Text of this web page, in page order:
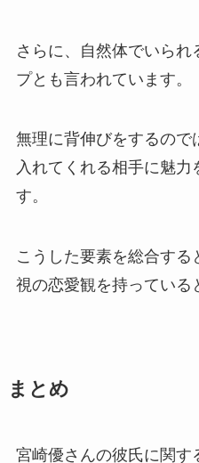
さらに、自然体でいられ
プとも言われています。
無理に背伸びをするので
入れてくれる相手に魅
す。
こうした要素を総合す
視の恋愛観を持っている
まとめ
宮崎優さんの彼氏に関す